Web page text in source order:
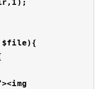
$file){